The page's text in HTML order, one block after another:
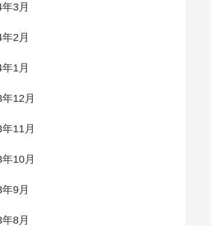
3月
2月
1月
12月
11月
10月
9月
8月